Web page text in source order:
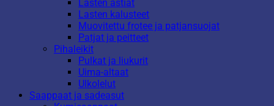
Lasten astiat
Lasten kalusteet
Muovitettu frotee ja patjansuojat
Patjat ja peitteet
Pihaleikit
Pulkat ja liukurit
Uima-altaat
Ulkolelut
Saappaat ja sadeasut